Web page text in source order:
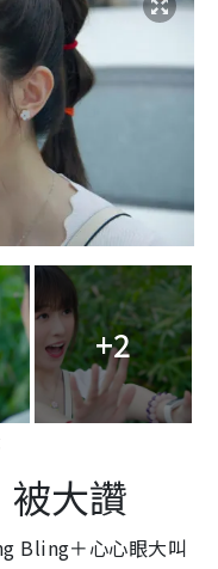
+2
被大讚
Bling＋心心眼大叫